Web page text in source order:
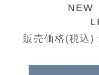
NEW
販売価格(税込)